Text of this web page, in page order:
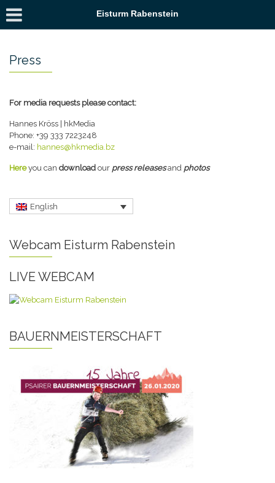
Eisturm Rabenstein
Press
For media requests please contact:
Hannes Kröss | hkMedia
Phone: +39 333 7223248
e-mail: hannes@hkmedia.bz
Here you can download our press releasesand photos
English
Webcam Eisturm Rabenstein
LIVE WEBCAM
BAUERNMEISTERSCHAFT